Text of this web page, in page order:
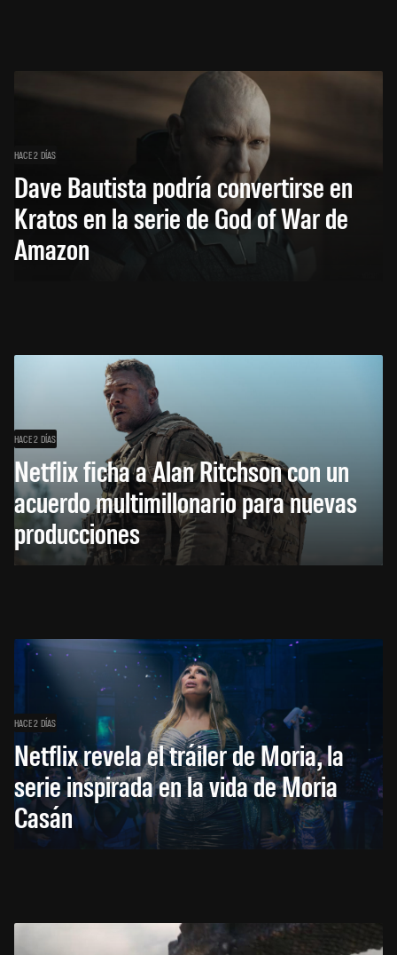
HACE 2 DÍAS
Dave Bautista podría convertirse en
Kratos en la serie de God of War de
Amazon
HACE 2 DÍAS
Netflix ficha a Alan Ritchson con un
acuerdo multimillonario para nuevas
producciones
HACE 2 DÍAS
Netflix revela el tráiler de Moria, la
serie inspirada en la vida de Moria
Casán